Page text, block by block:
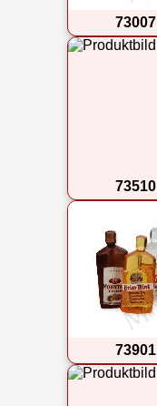
73007
73510
73901